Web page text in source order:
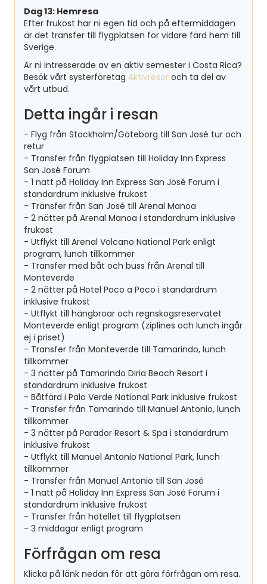
Dag 13: Hemresa
Efter frukost har ni egen tid och på eftermiddagen
är det transfer till flygplatsen för vidare färd hem till
Sverige.
Är ni intresserade av en aktiv semester i Costa Rica?
Besök vårt systerföretag Aktivresor och ta del av
vårt utbud.
Detta ingår i resan
- Flyg från Stockholm/Göteborg till San José tur och
retur
- Transfer från flygplatsen till Holiday Inn Express
San José Forum
- 1 natt på Holiday Inn Express San José Forum i
standardrum inklusive frukost
- Transfer från San José till Arenal Manoa
- 2 nätter på Arenal Manoa i standardrum inklusive
frukost
- Utflykt till Arenal Volcano National Park enligt
program, lunch tillkommer
- Transfer med båt och buss från Arenal till
Monteverde
- 2 nätter på Hotel Poco a Poco i standardrum
inklusive frukost
- Utflykt till hängbroar och regnskogsreservatet
Monteverde enligt program (ziplines och lunch ingår
ej i priset)
- Transfer från Monteverde till Tamarindo, lunch
tillkommer
- 3 nätter på Tamarindo Diria Beach Resort i
standardrum inklusive frukost
- Båtfärd i Palo Verde National Park inklusive frukost
- Transfer från Tamarindo till Manuel Antonio, lunch
tillkommer
- 3 nätter på Parador Resort & Spa i standardrum
inklusive frukost
- Utflykt till Manuel Antonio National Park, lunch
tillkommer
- Transfer från Manuel Antonio till San José
- 1 natt på Holiday Inn Express San José Forum i
standardrum inklusive frukost
- Transfer från hotellet till flygplatsen
- 3 middagar enligt program
Förfrågan om resa
Klicka på länk nedan för att göra förfrågan om resa.